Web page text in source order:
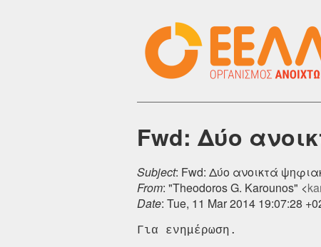
Fwd: Δύο
Subject: Fwd: Δύο ανοικτά
From: "Theodoros G. Karounos" <
Date: Tue, 11 Mar 2014 19:07:28
Για ενημέρωση.